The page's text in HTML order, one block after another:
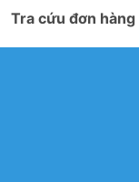
Tra cứu đơn hàng